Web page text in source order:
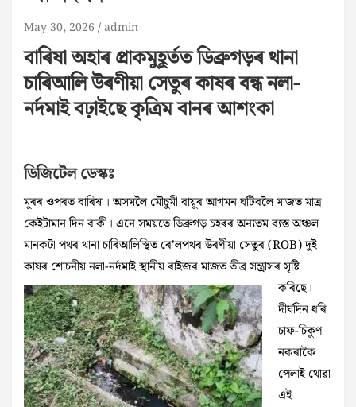
May 30, 2026 admin
বাৰিষা অহাৰ প্ৰাকমুহূৰ্তত ডিব্ৰুগড়ৰ থানা
চাৰিআলি উৰণীয়া সেতুৰ কাষৰ বন্ধ নলা-
নৰ্দমাই বঢ়াইছে কৃত্ৰিম বানৰ আশংকা
ডিজিটেল ডেস্কঃ
মূৰৰ ওপৰত বাৰিষা। অসমলৈ মৌচুমী বায়ুৰ আগমন ঘটিবলৈ মাজত মাত্ৰ
কেইটামান দিন বাকী। এনে সময়তে ডিব্ৰুগড় চহৰৰ অন্যতম ব্যস্ত অঞ্চল
মানকটা পথৰ থানা চাৰিআলিস্থিত ৰে’লপথৰ উৰণীয়া সেতুৰ (ROB) দুই
কাষৰ শোচনীয় নলা-নৰ্দমাই স্থানীয় ৰাইজৰমাজত তীব্ৰ সন্ত্ৰাসৰ সৃষ্টি
কৰিছে।
দীৰ্ঘদিন ধৰি
চাফ-চিকুণ
নকৰাকৈ
পেলাই থোৱা
এই